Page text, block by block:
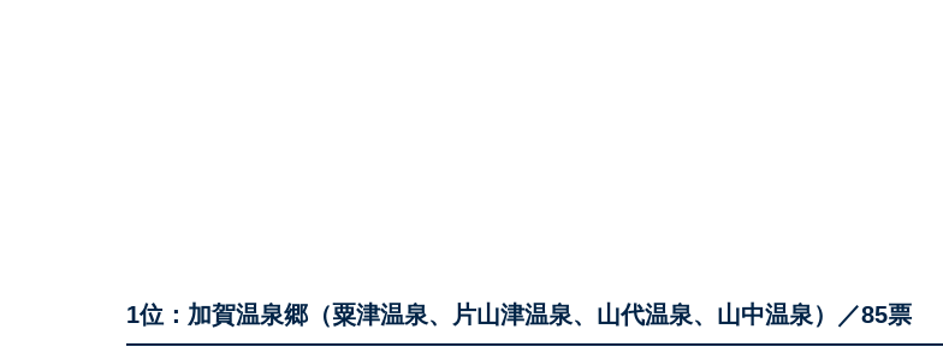
1位：加賀温泉郷（粟津温泉、片山津温泉、山代温泉、山中温泉）／85票